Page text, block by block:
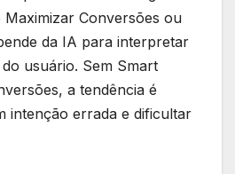
Conversões ou
da IA para interpretar
usuário. Sem Smart
a tendência é
intenção errada e dificultar